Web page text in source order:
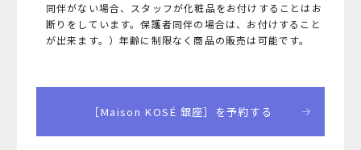
同伴がない場合、スタッフが化粧品をお付けすることはお
断りをしています。保護者同伴の場合は、お付けすること
が出来ます。）年齢に制限なく商品の販売は可能です。
［Maison KOSÉ 銀座］を予約する